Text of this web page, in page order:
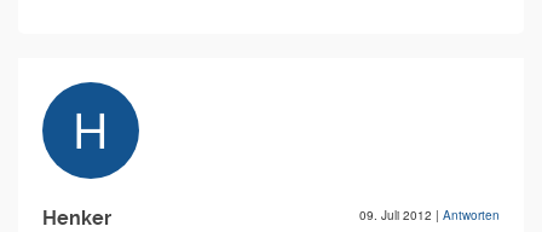
Henker 09. Juli 2012 | Antworten